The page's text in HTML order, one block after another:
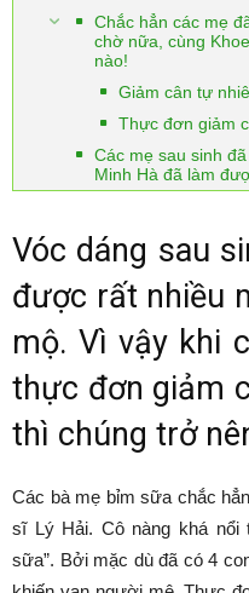
Chắc hẳn các mẹ
chờ nữa, cùng
nào!
Giảm cân tự
Thực đơn giảm
Các mẹ sau sinh
Minh Hà đã làm
Vóc dáng sau
được rất nhiều
mộ. Vì vậy khi
thực đơn giảm
thì chúng trở
Các bà mẹ bỉm sữa chắc
sĩ Lý Hải. Cô nàng khá nổi
sữa”. Bởi mặc dù đã có 4